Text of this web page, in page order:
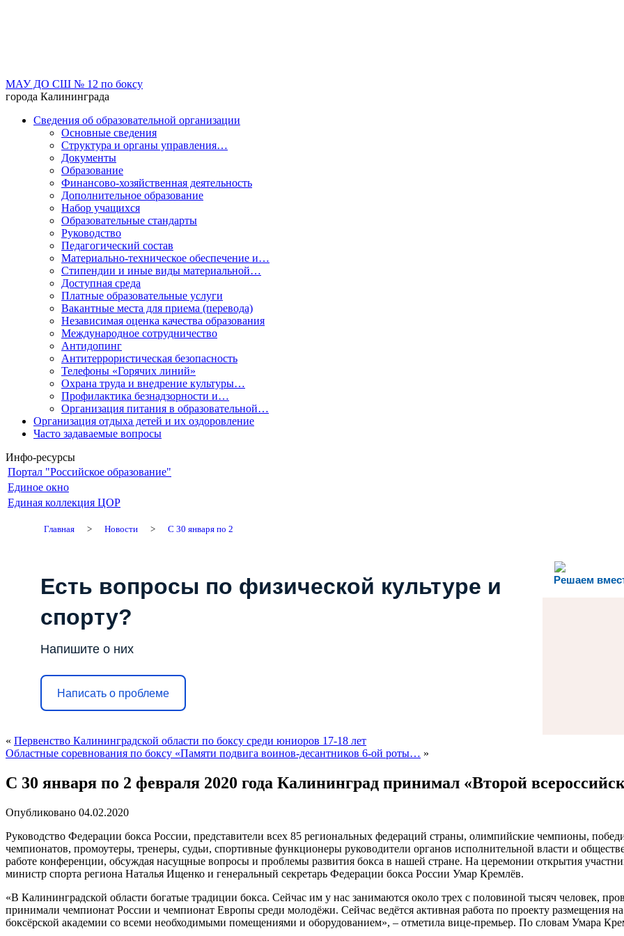
МАУ ДО СШ № 12 по боксу
города Калининграда
Сведения об образовательной организации
Основные сведения
Структура и органы управления…
Документы
Образование
Финансово-хозяйственная деятельность
Дополнительное образование
Набор учащихся
Образовательные стандарты
Руководство
Педагогический состав
Материально-техническое обеспечение и…
Стипендии и иные виды материальной…
Доступная среда
Платные образовательные услуги
Вакантные места для приема (перевода)
Независимая оценка качества образования
Международное сотрудничество
Антидопинг
Антитеррористическая безопасность
Телефоны «Горячих линий»
Охрана труда и внедрение культуры…
Профилактика безнадзорности и…
Организация питания в образовательной…
Организация отдыха детей и их оздоровление
Часто задаваемые вопросы
Инфо-ресурсы
Портал "Российское образование"
Единое окно
Единая коллекция ЦОР
Главная > Новости > С 30 января по 2
Решаем
Есть вопросы по физической культуре и
спорту?
Напишите о них
Написать о проблеме
« Первенство Калининградской области по боксу среди юниоров 17-18 лет
Областные соревнования по боксу «Памяти подвига воинов-десантников 6-ой роты… »
С 30 января по 2 февраля 2020 года Калининград принимал «Второй
Опубликовано 04.02.2020
Руководство Федерации бокса России, представители всех 85 региональных федераций страны, олимпийские чемпионы,
чемпионатов, промоутеры, тренеры, судьи, спортивные функционеры руководители органов исполнительной власти и
работе конференции, обсуждая насущные вопросы и проблемы развития бокса в нашей стране. На церемонии открытия
министр спорта региона Наталья Ищенко и генеральный секретарь Федерации бокса России Умар Кремлёв.
«В Калининградской области богатые традиции бокса. Сейчас им у нас занимаются около трех с половиной тысяч человек,
принимали чемпионат России и чемпионат Европы среди молодёжи. Сейчас ведётся активная работа по проекту размещения
боксёрской академии со всеми необходимыми помещениями и оборудованием», – отметила вице-премьер. По словам Умара